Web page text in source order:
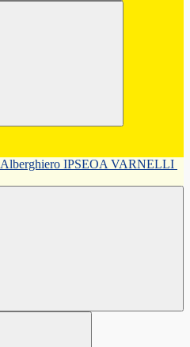
Alberghiero IPSEOA VARNELLI